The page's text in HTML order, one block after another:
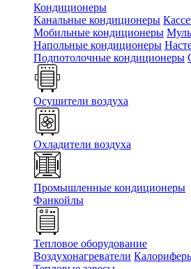
Кондиционеры
Канальные кондиционеры
Мобильные кондиционеры
Напольные кондиционеры
Подпотолочные кондиционеры
Осушители воздуха
Охладители воздуха
Промышленные кондиционеры
Фанкойлы
Тепловое оборудование
Воздухонагреватели